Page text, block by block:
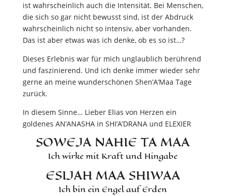
ist wahrscheinlich auch die Intensität. Bei Menschen,
die sich so gar nicht bewusst sind, ist der Abdruck
wahrscheinlich nicht so intensiv, aber vorhanden.
Das ist aber etwas was ich denke, ob es so ist…?
Dieses Erlebnis war für mich unglaublich berührend
und faszinierend. Und ich denke immer wieder sehr
gerne an meine wunderschönen Shen’A’Maa Tage
zurück.
In diesem Sinne… Lieber Elias von Herzen ein
goldenes AN’ANASHA in SHI’A’DRANA und ELEXIER
SOWEJA NAHIE TA MAA
Ich wirke mit Kraft und Hingabe
ESIJAH MAA SHIWAA
Ich bin ein Engel auf Erden